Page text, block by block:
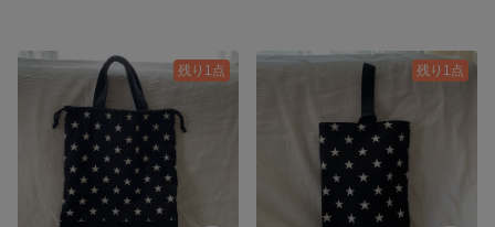
残り1点 残り1点